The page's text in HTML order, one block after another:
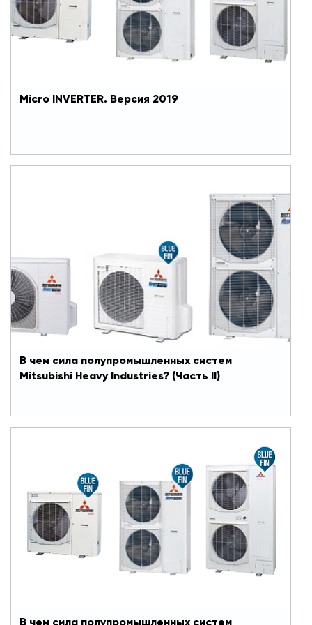
Micro INVERTER. Версия 2019
коснулись серии Micro INVERTER. Предлагаем
детальный разбор этих обновлений.
Вооружившись знаниями о новых
преимуществах популярной серии, вам будет
совсем несложно убедить заказчиков в
правильности их выбора.
В чем сила полупромышленных систем
Mitsubishi Heavy Industries? (Часть II)
Mitsubishi Heavy Industries? (Часть II)
Инженеры Mitsubishi Heavy Industries постоянно
работают над усовершенствованием своего
оборудования: ищут новые решения,
расширяют функционал, оптимизируют процесс
монтажа и сервисного обслуживания.
Специалист, вооруженный знанием всех этих
нюансов, является носителем уникального
преимущества. Он способен не только эффектно
презентовать системы. Главное его достоинство:
он может экспертно подобрать для заказчика
оборудование, идеально подходящее под его
задачи и требования.
Наш цикл материалов – ключ к этому
эксклюзивному знанию. Мы разберем главные
полупромышленной линейки.
В чем сила полупромышленных систем
В чем сила полупромышленных систем
Mitsubishi Heavy Industries?
Инженеры Mitsubishi Heavy Industries постоянно
работают над усовершенствованием своего
оборудования: ищут новые решения,
расширяют функционал, оптимизируют процесс
монтажа и сервисного обслуживания.
Специалист, вооруженный знанием всех этих
нюансов, является носителем уникального
преимущества. Он способен не только эффектно
презентовать системы. Главное его достоинство:
задачи и требования.